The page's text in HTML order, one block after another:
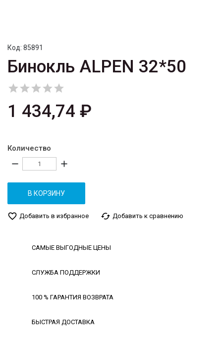
Код: 85891
Бинокль ALPEN 32*50

1 434,74 ₽
Количество
remove add
В КОРЗИНУ
favorite_border Добавить в избранное cached Добавить к сравнению
САМЫЕ ВЫГОДНЫЕ ЦЕНЫ
СЛУЖБА ПОДДЕРЖКИ
100 % ГАРАНТИЯ ВОЗВРАТА
БЫСТРАЯ ДОСТАВКА